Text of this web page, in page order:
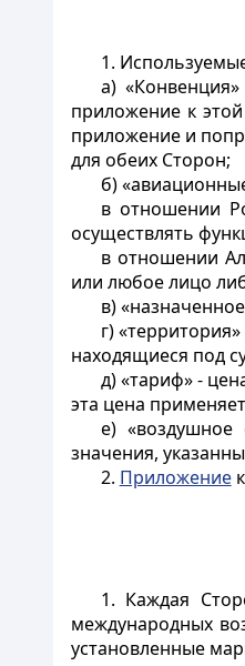
1.
а)
приложение к
приложение и
для обеих Сторон;
б)
в отношении
осуществлять
в отношении
или любое лицо
в)
г)
находящиеся под
д) «тариф» -
эта цена
е) «воздушное
значения,
2. Приложение
1. Каждая
международных
установленные